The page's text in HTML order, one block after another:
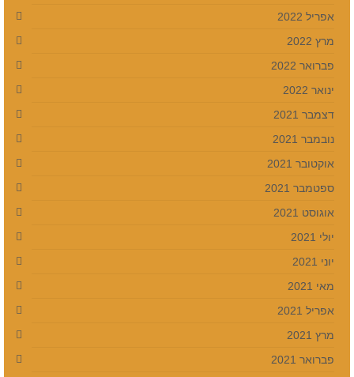
אפריל 2022
מרץ 2022
פברואר 2022
ינואר 2022
דצמבר 2021
נובמבר 2021
אוקטובר 2021
ספטמבר 2021
אוגוסט 2021
יולי 2021
יוני 2021
מאי 2021
אפריל 2021
מרץ 2021
פברואר 2021